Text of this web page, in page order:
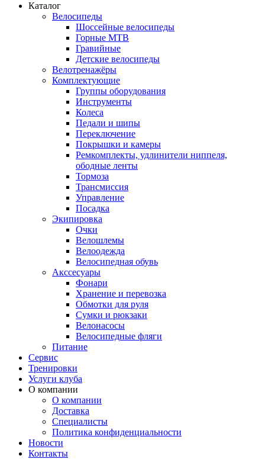
Каталог
Велосипеды
Шоссейные велосипеды
Горные МTB
Гравийные
Детские велосипеды
Велотренажёры
Комплектующие
Группы оборудования
Инструменты
Колеса
Педали и шипы
Переключение
Покрышки и камеры
Ремкомплекты, удлинители ниппеля,
ободные ленты
Тормоза
Трансмиссия
Управление
Посадка
Экипировка
Очки
Велошлемы
Велоодежда
Велосипедная обувь
Акссесуары
Фонари
Хранение и перевозка
Обмотки для руля
Сумки и рюкзаки
Велонасосы
Велосипедные фляги
Питание
Сервис
Тренировки
Услуги клуба
О компании
О компании
Доставка
Специалисты
Политика конфиденциальности
Новости
Контакты